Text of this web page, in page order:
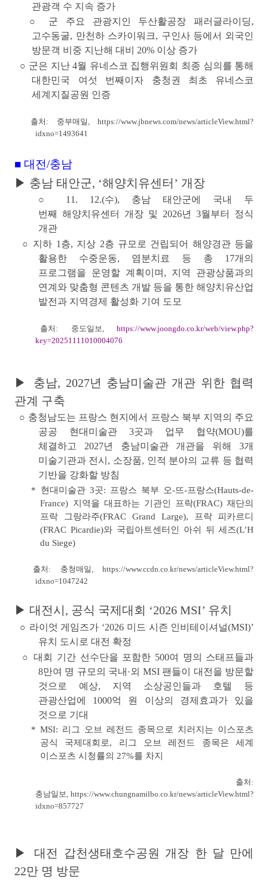
관광객 수 지속 증가
○ 군 주요 관광지인 두산활공장 패러글라이딩,
고수동굴, 만천하 스카이워크, 구인사 등에서 외국인
방문객 비중 지난해 대비 20% 이상 증가
○ 군은 지난 4월 유네스코 집행위원회 최종 심의를 통해
대한민국 여섯 번째이자 충청권 최초 유네스코
세계지질공원 인증
출처: 중부매일,https://www.jbnews.com/news/articleView.html?
idxno=1493641
■ 대전/충남
▶ 충남 태안군, ‘해양치유센터’ 개장
○ 11. 12.(수), 충남 태안군에 국내 두
번째 해양치유센터
개장 및 2026년 3월부터 정식
개관
○ 지하 1층, 지상 2층 규모로 건립되어 해양경관 등을
활용한 수중운동, 염분치료 등 총 17개의
프로그램을 운영할 계획이며, 지역 관광상품과의
연계 와 맞춤형 콘텐츠 개발 등을 통한 해양치유산업
발전과 지역경제 활성화 기여 도모
출처: 중도일보,https://www.joongdo.co.kr/web/view.php?
key=20251111010004076
▶ 충남, 2027년 충남미술관 개관 위한 협력
관계 구축
○ 충청남도는 프랑스 현지에서 프랑스 북부 지역의 주요
공공 현대미술관 3곳과 업무 협약(MOU)를
체결하고 2027년 충남미술관 개관을 위해 3개
미술기관과 전시, 소장품, 인적 분야의 교류 등 협력
기반을 강화할 방침
* 현대미술관 3곳: 프랑스 북부 오-뜨-프랑스(Hauts-de-
France) 지역을 대표하는 기관인 프락(FRAC) 재단의
프락 그랑라주(FRAC Grand Large), 프락 피카르디
(FRAC Picardie)와 국립아트센터인 아쉬 뒤 세즈(L’H
du Siege)
출처: 충청매일,https://www.ccdn.co.kr/news/articleView.html?
idxno=1047242
▶ 대전시, 공식 국제대회 ‘2026 MSI’ 유치
○ 라이엇 게임즈가 ‘2026 미드 시즌 인비테이셔널(MSI)’
유치 도시로 대전 확정
○ 대회 기간 선수단을 포함한 500여 명의 스태프들과
8만여 명 규모의 국내·외 MSI 팬들이 대전을 방문할
것으로 예상, 지역 소상공인들과 호텔 등
관광산업에 1000억 원 이상의 경제효과가 있을
것으로 기대
* MSI: 리그 오브 레전드 종목으로 치러지는 이스포츠
공식 국제대회로, 리그 오브 레전드 종목은 세계
이스포츠 시청률의 27%를 차지
출처:
충남일보,https://www.chungnamilbo.co.kr/news/articleView.html?
idxno=857727
▶ 대전 갑천생태호수공원 개장 한 달 만에
22만 명 방문